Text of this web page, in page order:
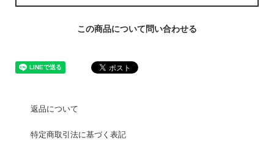
この商品について問い合わせる
返品について
特定商取引法に基づく表記